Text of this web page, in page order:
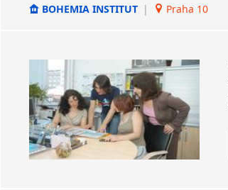
BOHEMIA INSTITUT | Praha 10